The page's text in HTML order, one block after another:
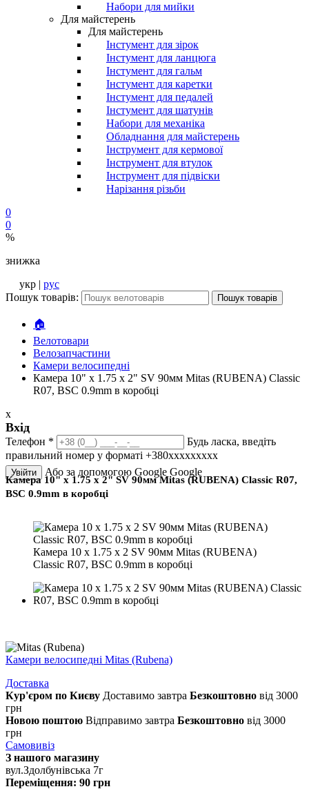
Набори для мийки
Для майстерень
Для майстерень
Інстумент для зірок
Інстумент для ланцюга
Інстумент для гальм
Інстумент для каретки
Інстумент для педалей
Інстумент для шатунів
Набори для механіка
Обладнання для майстерень
Інструмент для кермової
Інструмент для втулок
Інструмент для підвіски
Нарізання різьби
0
0
%
знижка
укр | рус
Пошук товарів:
Пошук товарів
🏠
Велотовари
Велозапчастини
Камери велосипедні
Камера 10" x 1.75 x 2" SV 90мм Mitas (RUBENA) Classic
R07, BSC 0.9mm в коробці
x
Вхід
Телефон *
Будь ласка, введіть
правильний номер у форматі +380ххххххххх
Увійти Або за допомогою Google Google
Камера 10" x 1.75 x 2" SV 90мм Mitas (RUBENA) Classic R07,
BSC 0.9mm в коробці
Камера 10 x 1.75 x 2 SV 90мм Mitas (RUBENA)
Classic R07, BSC 0.9mm в коробці
Камери велосипедні Mitas (Rubena)
Доставка
Кур'єром по Києву Доставимо завтра Безкоштовно від 3000
грн
Новою поштою Відправимо завтра Безкоштовно від 3000
грн
Самовивіз
З нашого магазину
вул.Здолбунівська 7г
Переміщення: 90 грн